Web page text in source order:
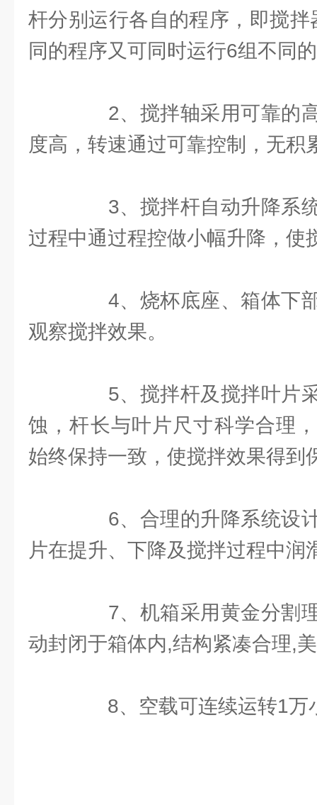
杆分别运行各自的程序，即搅
同的程序又可同时运行6组不同
2、搅拌轴采用可靠的高
度高，转速通过可靠控制，无积
3、搅拌杆自动升降系统
过程中通过程控做小幅升降，使
4、烧杯底座、箱体下部
观察搅拌效果。
5、搅拌杆及搅拌叶片采
蚀，杆长与叶片尺寸科学合理
始终保持一致，使搅拌效果得到
6、合理的升降系统设计
片在提升、下降及搅拌过程中润
7、机箱采用黄金分割理
动封闭于箱体内,结构紧凑合理,
8、空载可连续运转1万